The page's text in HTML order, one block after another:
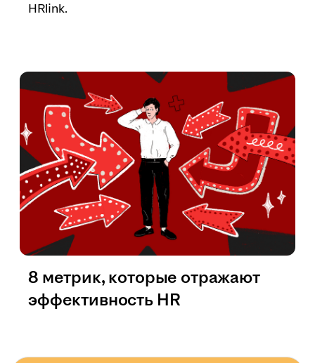
HRlink.
8 метрик, которые отражают
эффективность HR